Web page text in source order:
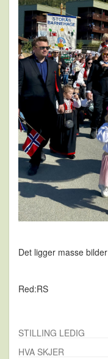
Det ligger masse
Red:RS
STILLING LEDIG
HVA SKJER